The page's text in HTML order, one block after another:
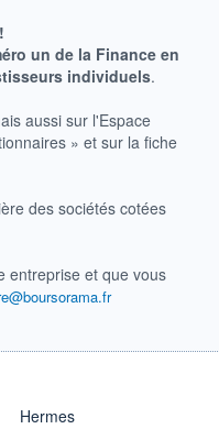
un de la Finance en
individuels.
aussi sur l'Espace
» et sur la fiche
des sociétés cotées
entreprise et que vous
Hermes